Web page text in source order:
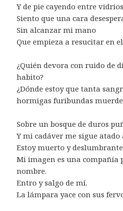
Y de pie cayendo entre vidrios
Siento que una cara
Sin alcanzar mi mano
Que empieza a resucitar en
¿Quién devora con ruido de
habito?
¿Dónde estoy que tanta
hormigas furibundas
Sobre un bosque de duros
Y mi cadáver me sigue
Estoy muerto y
Mi imagen es una compañía
nombre.
Entro y salgo de mí.
La lámpara yace con sus